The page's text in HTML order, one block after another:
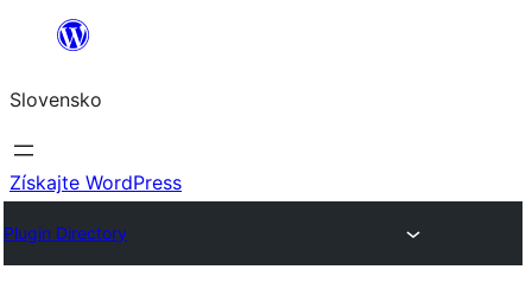
Prejsť
obsah
Slovensko
Získajte WordPress
Plugin Directory